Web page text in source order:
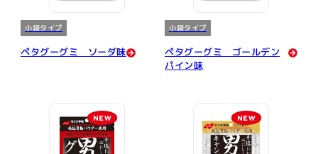
小袋タイプ
ペタグーグミ ソーダ味
小袋タイプ
ペタグーグミ ゴールデン
パイン味
NEW NEW